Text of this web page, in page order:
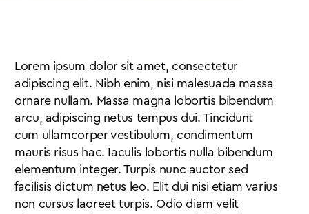
Lorem ipsum dolor sit amet, consectetur
adipiscing elit. Nibh enim, nisi malesuada massa
ornare nullam. Massa magna lobortis bibendum
arcu, adipiscing netus tempus dui. Tincidunt
cum ullamcorper vestibulum, condimentum
mauris risus hac. Iaculis lobortis nulla bibendum
elementum integer. Turpis nunc auctor sed
facilisis dictum netus leo. Elit dui nisi etiam varius
non cursus laoreet turpis. Odio diam velit